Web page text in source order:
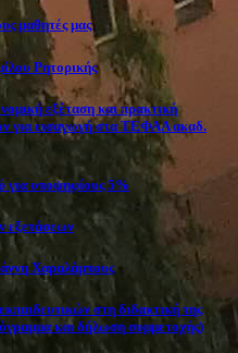
μαθητές μας
Ρητορικής
εξέταση και πρακτική
για εισαγωγή στα ΤΕΦΑΑ ακαδ.
για υποψηφίους 5%
εξετάσεων
Χαραλάμπους
στη διδακτική της
και δήλωση συμμετοχής)